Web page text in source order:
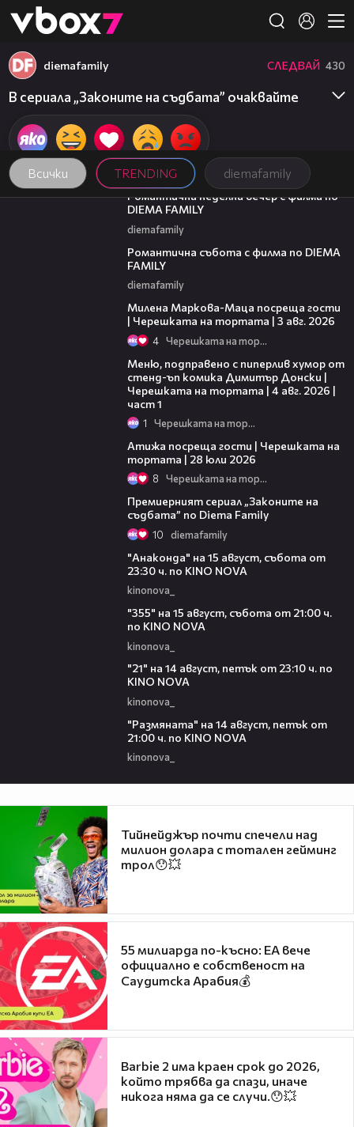
👾
Всички TRENDING diemafamily
diemafamily СЛЕДВАЙ 430
В сериала „Законите на съдбата” очаквайте
00:20
Романтична неделна вечер с филма по
DIEMA FAMILY
diemafamily
Романтична събота с филма по DIEMA
FAMILY
diemafamily
Милена Маркова-Маца посреща гости
| Черешката на тортата | 3 авг. 2026
4 Черешката на тортата
Меню, подправено с пиперлив хумор от
стенд-ъп комика Димитър Донски |
Черешката на тортата | 4 авг. 2026 |
част 1
1 Черешката на тортата
Атижа посреща гости | Черешката на
тортата | 28 юли 2026
8 Черешката на тортата
Премиерният сериал „Законите на
съдбата” по Diema Family
10 diemafamily
"Анаконда" на 15 август, събота от
23:30 ч. по KINO NOVA
kinonova_
"355" на 15 август, събота от 21:00 ч.
по KINO NOVA
kinonova_
"21" на 14 август, петък от 23:10 ч. по
KINO NOVA
kinonova_
"Размянaта" на 14 август, петък от
21:00 ч. по KINO NOVA
kinonova_
Тийнейджър почти спечели над
милион долара с тотален гейминг
трол😯💥
55 милиарда по-късно: EA вече
официално е собственост на
Саудитска Арабия💰
Barbie 2 има краен срок до 2026,
който трябва да спази, иначе
никога няма да се случи.😯💥